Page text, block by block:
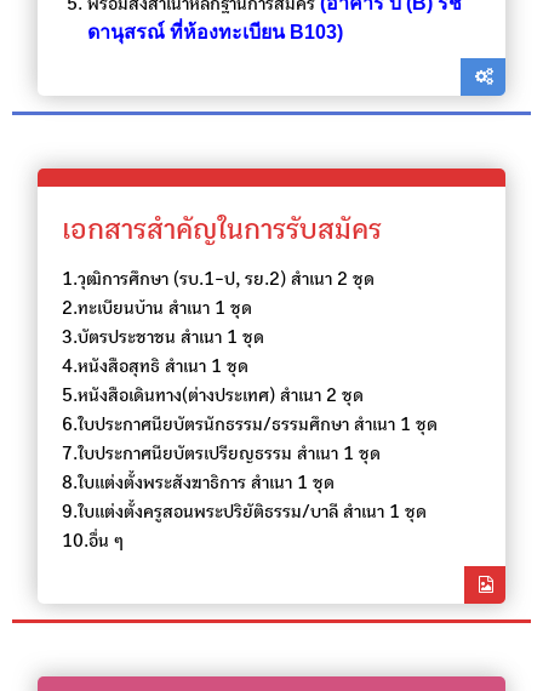
ดานุสรณ์ ที่ห้องทะเบียน B103)
เอกสารสำคัญในการรับสมัคร
1.วุฒิการศึกษา (รบ.1-ป, รย.2) สำเนา 2 ชุด
2.ทะเบียนบ้าน สำเนา 1 ชุด
3.บัตรประชาชน สำเนา 1 ชุด
4.หนังสือสุทธิ สำเนา 1 ชุด
5.หนังสือเดินทาง(ต่างประเทศ) สำเนา 2 ชุด
6.ใบประกาศนียบัตรนักธรรม/ธรรมศึกษา สำเนา 1 ชุด
7.ใบประกาศนียบัตรเปรียญธรรม สำเนา 1 ชุด
8.ใบแต่งตั้งพระสังฆาธิการ สำเนา 1 ชุด
9.ใบแต่งตั้งครูสอนพระปริยัติธรรม/บาลี สำเนา 1 ชุด
10.อื่น ๆ